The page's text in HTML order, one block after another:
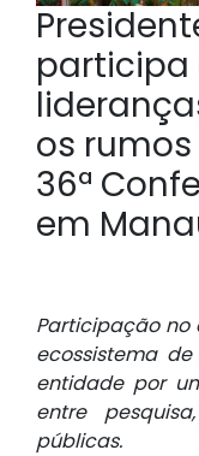
participa
os
36ª
em
Participação
ecossistema
entidade por
entre
públicas.